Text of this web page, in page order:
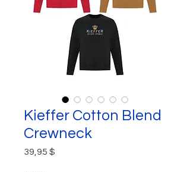
Kieffer Cotton Blend
Crewneck
39,95 $